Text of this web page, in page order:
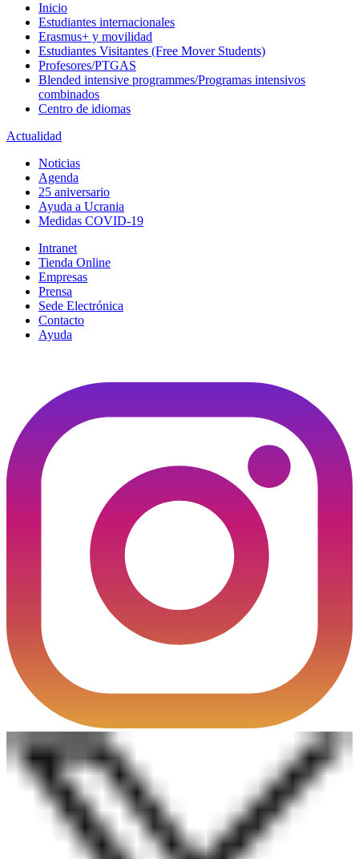
Inicio
Estudiantes internacionales
Erasmus+ y movilidad
Estudiantes Visitantes (Free Mover Students)
Profesores/PTGAS
Blended intensive programmes/Programas intensivos
combinados
Centro de idiomas
Actualidad
Noticias
Agenda
25 aniversario
Ayuda a Ucrania
Medidas COVID-19
Intranet
Tienda Online
Empresas
Prensa
Sede Electrónica
Contacto
Ayuda